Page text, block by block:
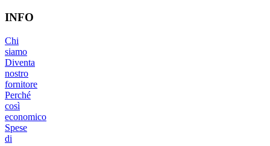
INFO
Chi
siamo
Diventa
nostro
fornitore
Perché
così
economico
Spese
di